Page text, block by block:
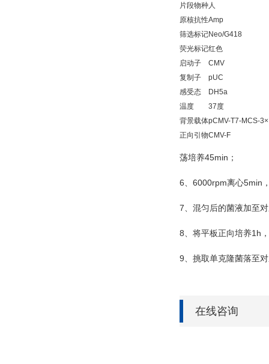
片段物种人
原核抗性Amp
筛选标记Neo/G418
荧光标记红色
启动子
CMV
复制子
pUC
感受态
DH5a
温度
37度
背景载体pCMV-T7-MCS-
正向引物CMV-F
荡培养45min ；
6、 6000rpm离心5min
7、混匀后的菌液加至
8、将平板正向培养1h
9、挑取单克隆菌落至
在线咨询